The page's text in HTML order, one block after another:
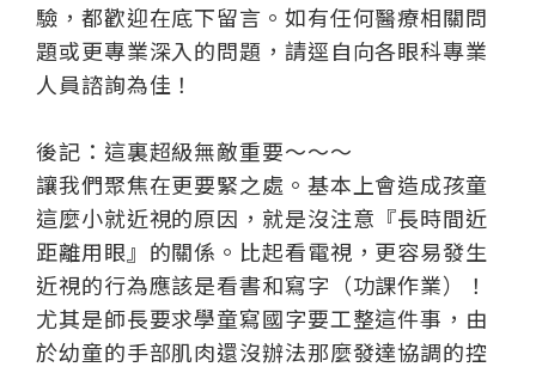
驗，都歡迎在底下留言。如有任何醫療相關問
題或更專業深入的問題，請逕自向各眼科專業
人員諮詢為佳！
後記：這裏超級無敵重要～～～
讓我們聚焦在更要緊之處。基本上會造成孩童
這麼小就近視的原因，就是沒注意『長時間近
距離用眼』的關係。比起看電視，更容易發生
近視的行為應該是看書和寫字（功課作業）！
尤其是師長要求學童寫國字要工整這件事，由
於幼童的手部肌肉還沒辦法那麼發達協調的控